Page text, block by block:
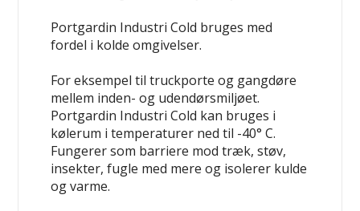
Portgardin Industri Cold bruges med
fordel i kolde omgivelser.
For eksempel til truckporte og gangdøre
mellem inden- og udendørsmiljøet.
Portgardin Industri Cold kan bruges i
kølerum i temperaturer ned til -40° C.
Fungerer som barriere mod træk, støv,
insekter, fugle med mere og isolerer kulde
og varme.